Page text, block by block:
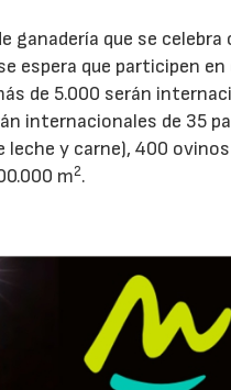
ganadería que se
espera que participen
de 5.000 serán
internacionales de 35
y carne), 400
m2.